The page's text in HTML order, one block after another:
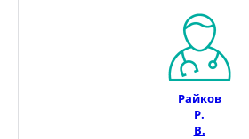
Райков
Р.
В.